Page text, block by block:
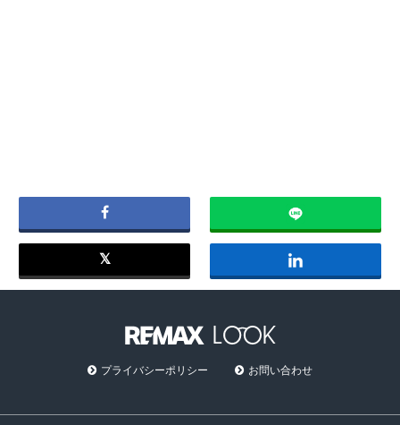
プライバシーポリシー お問い合わせ